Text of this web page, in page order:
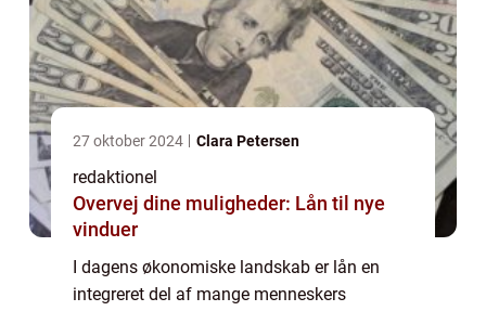
27 oktober 2024 Clara Petersen
redaktionel
Overvej dine muligheder: Lån til nye
vinduer
I dagens økonomiske landskab er lån en
integreret del af mange menneskers